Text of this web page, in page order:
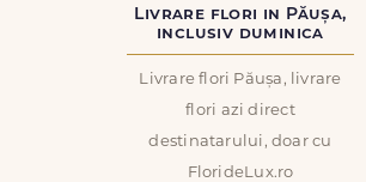
Livrare flori in Păușa,
inclusiv duminica
Livrare flori Păușa, livrare
flori azi direct
destinatarului, doar cu
FlorideLux.ro